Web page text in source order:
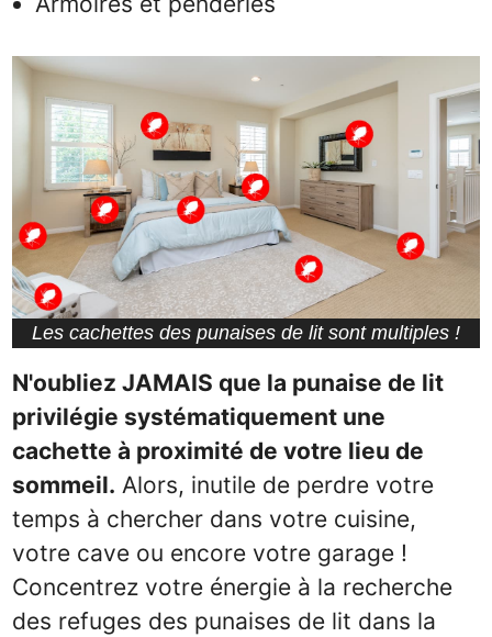
Les cachettes des punaises de lit sont multiples !
N'oubliez JAMAIS que la punaise de lit
privilégie systématiquement une
cachette à proximité de votre lieu de
sommeil. Alors, inutile de perdre votre
temps à chercher dans votre cuisine,
votre cave ou encore votre garage !
Concentrez votre énergie à la recherche
des refuges des punaises de lit dans la